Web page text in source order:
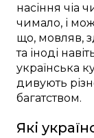
насіння чіа
чимало, і
що, мовляв,
та іноді
українська
дивують
багатством.
Які